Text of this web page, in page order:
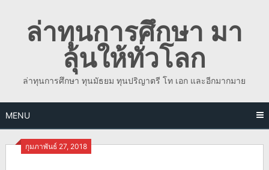
contentล่าทุนการศึกษา มา
ลุ้นให้ทั่วโลก
ล่าทุนการศึกษา ทุนมัธยม ทุนปริญาตรี โท เอก และอีกมากมาย
MENU
กุมภาพันธ์ 27, 2018